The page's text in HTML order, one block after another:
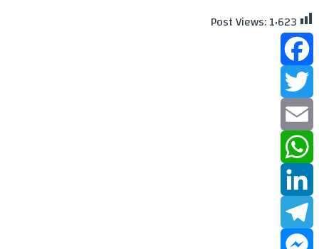
Post Views:1٬623
Facebook
Twitter
Email
WhatsApp
LinkedIn
Telegram